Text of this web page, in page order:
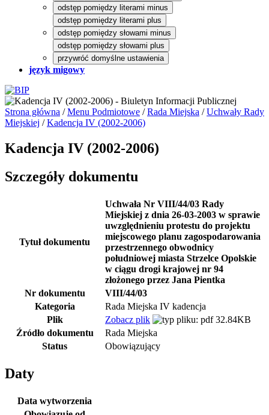
odstęp pomiędzy literami minus
odstęp pomiędzy literami plus
odstęp pomiędzy słowami minus
odstęp pomiędzy słowami plus
przywróć domyślne ustawienia
język migowy
Strona główna /Menu Podmiotowe /Rada Miejska /Uchwały Rady
Miejskiej /Kadencja IV (2002-2006)
Kadencja IV (2002-2006)
Szczegóły dokumentu
Tytuł dokumentu
Uchwała Nr VIII/44/03 Rady
Miejskiej z dnia 26-03-2003 w sprawie
uwzględnieniu protestu do projektu
miejscowego planu zagospodarowania
przestrzennego obwodnicy
południowej miasta Strzelce Opolskie
w ciągu drogi krajowej nr 94
złożonego przez Jana Pientka
Nr dokumentu
VIII/44/03
Kategoria
Rada Miejska IV kadencja
Plik
Zobacz plik
32.84KB
Źródło dokumentu
Rada Miejska
Status
Obowiązujący
Daty
Data wytworzenia